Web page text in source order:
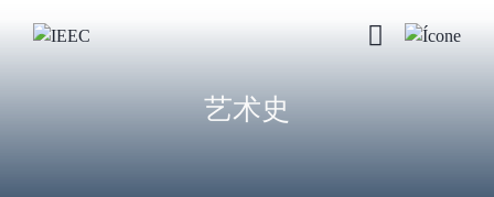
艺术史